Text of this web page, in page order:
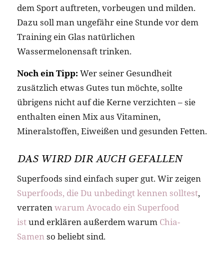
dem Sport auftreten, vorbeugen und milden.
Dazu soll man ungefähr eine Stunde vor dem
Training ein Glas natürlichen
Wassermelonensaft trinken.
Noch ein Tipp: Wer seiner Gesundheit
zusätzlich etwas Gutes tun möchte, sollte
übrigens nicht auf die Kerne verzichten – sie
enthalten einen Mix aus Vitaminen,
Mineralstoffen, Eiweißen und gesunden Fetten.
DAS WIRD DIR AUCH GEFALLEN
Superfoods sind einfach super gut. Wir zeigen
Superfoods, die Du unbedingt kennen solltest,
verratenwarum Avocado ein Superfood
istund erklären außerdem warum Chia-
Samenso beliebt sind.